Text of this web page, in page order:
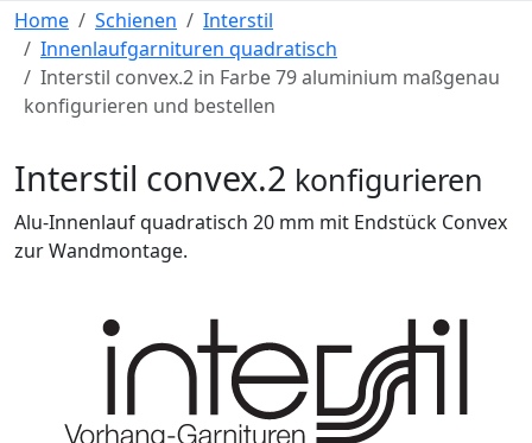
Home Schienen
Interstil
Innenlaufgarnituren quadratisch
Interstil convex.2 in Farbe 79 aluminium maßgenau
konfigurieren und bestellen
Interstil convex.2 konfigurieren
Alu-Innenlauf quadratisch 20 mm mit Endstück Convex
zur Wandmontage.